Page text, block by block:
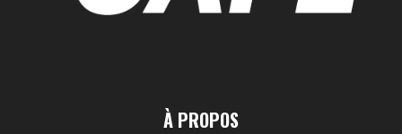
À PROPOS